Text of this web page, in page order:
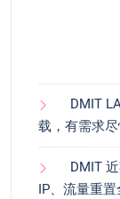
DMIT
载，有需求
DMIT
IP、流量重